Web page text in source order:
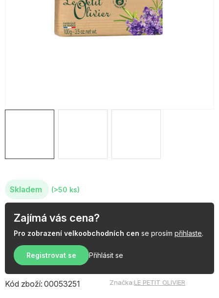
Skladem (>50 ks)
Zajímá vás cena?
Pro zobrazení velkoobchodních cen se prosím přihlaste.
Registrovat se Přihlásit se
Kód zboží: 00053251 Značka:LE PETIT OLIVIER